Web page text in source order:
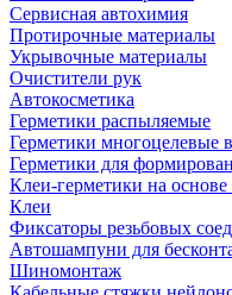
Сервисная автохимия
Протирочные материалы
Укрывочные материалы
Очистители рук
Автокосметика
Герметики распыляемые
Герметики многоцелевые
Герметики для
Клеи-герметики на
Клеи
Фиксаторы резьбовых
Автошампуни для
Шиномонтаж